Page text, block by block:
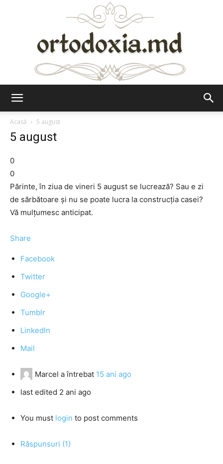
Acasă
5 august
5 august
0
0
Părinte, în ziua de vineri 5 august se lucrează? Sau e zi
de sărbătoare şi nu se poate lucra la construcţia casei?
Vă mulţumesc anticipat.
Share
Facebook
Twitter
Google+
Tumblr
LinkedIn
Mail
Marcel a întrebat 15 ani ago
last edited 2 ani ago
You must login to post comments
Răspunsuri (1)